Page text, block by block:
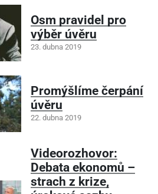
Osm pravidel pro
výběr úvěru
23. dubna 2019
Promýšlíme čerpání
úvěru
22. dubna 2019
Videorozhovor:
Debata ekonomů –
strach z krize,